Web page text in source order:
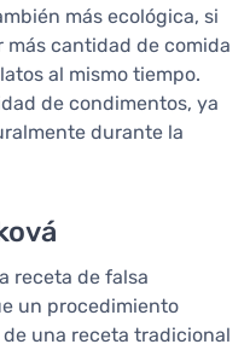
más ecológica, si
cantidad de comida
al mismo tiempo.
de condimentos, ya
durante la
receta de falsa
un procedimiento
una receta tradicional